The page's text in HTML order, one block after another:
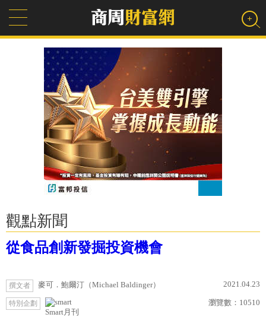
觀點新聞
從食品創新發掘投資機會
撰文者 麥可．鮑爾汀（Michael Baldinger） 2021.04.23
特別企劃
Smart月刊
瀏覽數： 10510